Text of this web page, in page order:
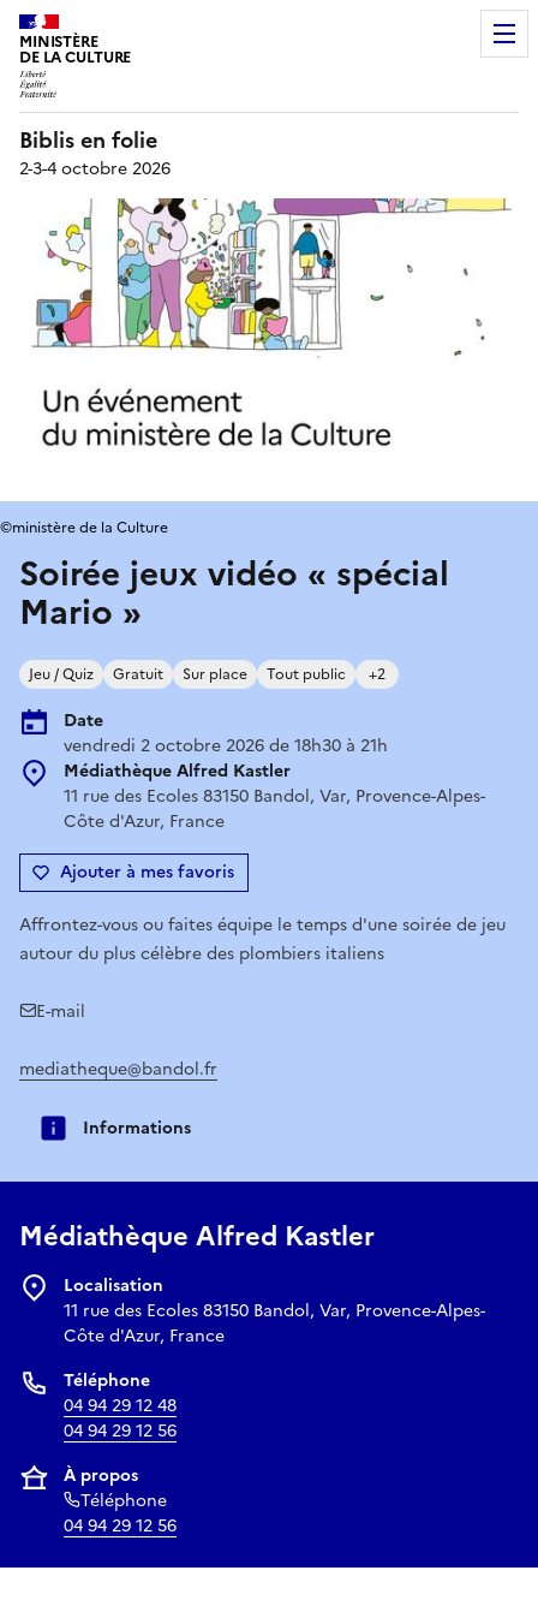
MINISTÈRE
DE LA CULTURE
Biblis en folie
2-3-4 octobre 2026
Soirée jeux vidéo « spécial
Mario »
Jeu / Quiz Gratuit Sur place Tout public +2
Date
vendredi 2 octobre 2026 de 18h30 à 21h
Médiathèque Alfred Kastler
11 rue des Ecoles 83150 Bandol, Var, Provence-Alpes-
Côte d'Azur, France
Ajouter à mes favoris
©ministère de la Culture
Affrontez-vous ou faites équipe le temps d'une soirée de jeu
autour du plus célèbre des plombiers italiens
E-mail
mediatheque@bandol.fr
Informations
Médiathèque Alfred Kastler
Localisation
11 rue des Ecoles 83150 Bandol, Var, Provence-Alpes-
Côte d'Azur, France
Téléphone
04 94 29 12 48
04 94 29 12 56
À propos
Téléphone
04 94 29 12 56